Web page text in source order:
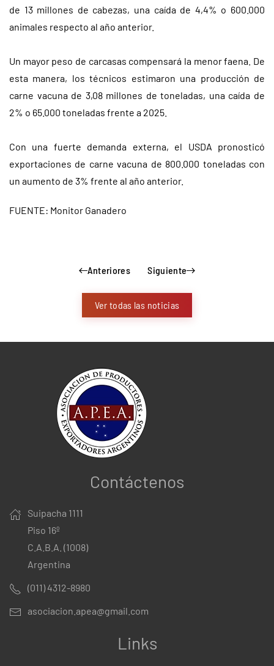
de 13 millones de cabezas, una caída de 4,4% o 600.000
animales respecto al año anterior.
Un mayor peso de carcasas compensará la menor faena. De
esta manera, los técnicos estimaron una producción de
carne vacuna de 3,08 millones de toneladas, una caída de
2% o 65.000 toneladas frente a 2025.
Con una fuerte demanda externa, el USDA pronosticó
exportaciones de carne vacuna de 800.000 toneladas con
un aumento de 3% frente al año anterior.
FUENTE: Monitor Ganadero
Anteriores Siguiente
Ver todas las noticias
Contáctenos
Suipacha 1111
Piso 16º
C.A.B.A. (1008)
Argentina
(011) 4312-8980
asociacion.apea@gmail.com
Links